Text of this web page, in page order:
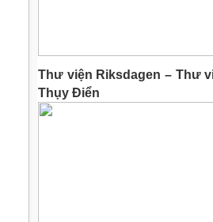
Thư viện Riksdagen – Thư
Thụy Điển